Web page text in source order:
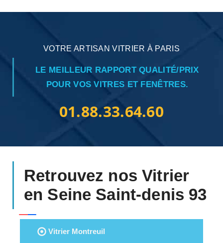
VOTRE ARTISAN VITRIER À PARIS
LE MEILLEUR RAPPORT QUALITÉ/PRIX
POUR VOS VITRES ET FENÊTRES.
01.88.33.64.60
Retrouvez nos Vitrier
en Seine Saint-denis 93
Vitrier Montreuil